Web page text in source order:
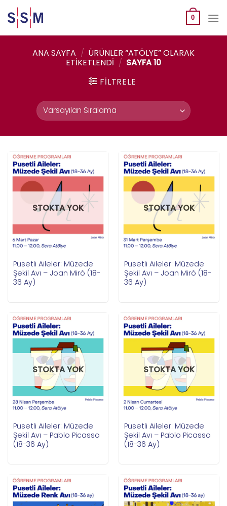
to
content
0
ANA SAYFA / ÜRÜNLER “ATÖLYE” OLARAK
ETIKETLENDI / SAYFA 10
FILTRELE
STOKTA YOK
Pusetli Aileler: Müzede
Şekil Avı – Joan Miró (18-
36 Ay)
STOKTA YOK
Pusetli Aileler: Müzede
Şekil Avı – Joan Miró (18-
36 Ay)
STOKTA YOK
Pusetli Aileler: Müzede
Şekil Avı – Pablo Picasso
(18-36 Ay)
STOKTA YOK
Pusetli Aileler: Müzede
Şekil Avı – Pablo Picasso
(18-36 Ay)